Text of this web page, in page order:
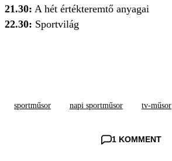
21.30: A hét értékteremtő anyagai
22.30: Sportvilág
sportműsor napi sportműsor tv-műsor
1 KOMMENT